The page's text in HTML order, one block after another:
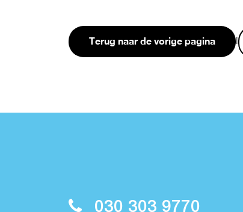
Terug naar de vorige pagina
030 303 9770